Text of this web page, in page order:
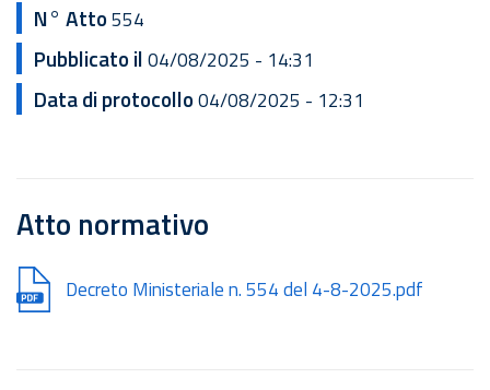
N° Atto554
Pubblicato il04/08/2025 - 14:31
Data di protocollo04/08/2025 - 12:31
Atto normativo
Document
Decreto Ministeriale n. 554 del 4-8-2025.pdf